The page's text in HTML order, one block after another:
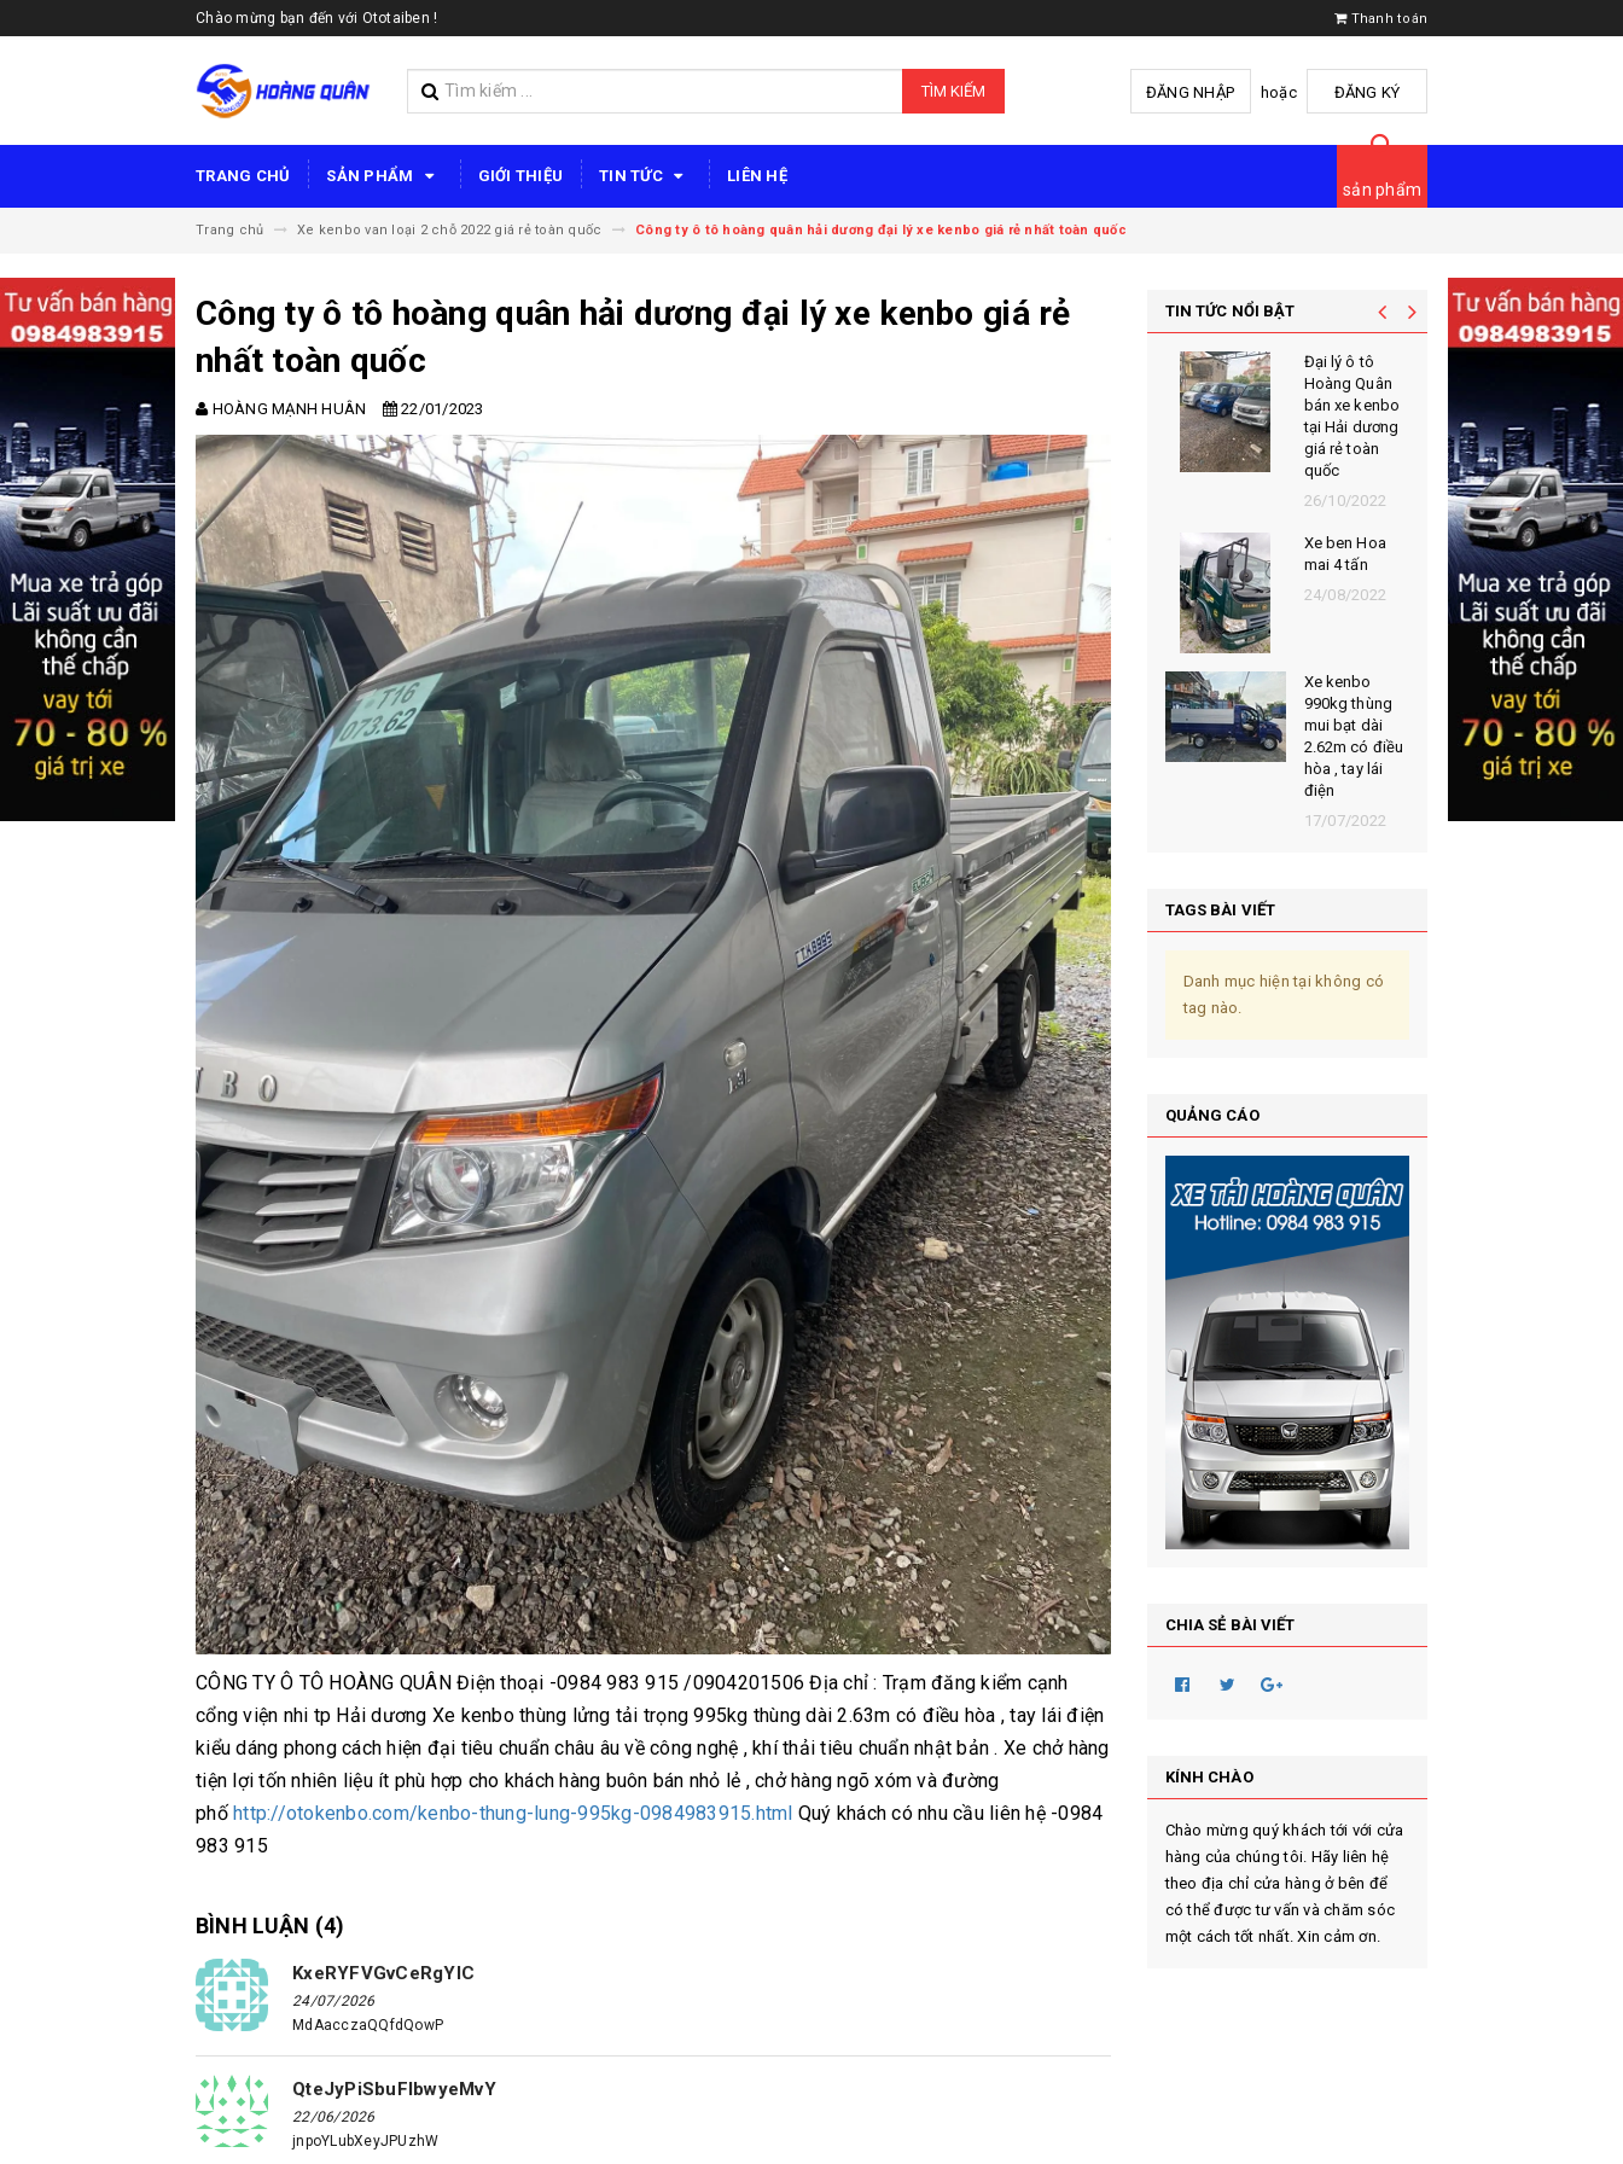
Chào mừng bạn đến với Ototaiben ! Thanh toán
TÌM KIẾM ĐĂNG NHẬP hoặc ĐĂNG KÝ
TRANG CHỦ SẢN PHẨM GIỚI THIỆU TIN TỨC LIÊN HỆ
sản phẩm
Trang chủ Xe kenbo van loại 2 chỗ 2022 giá rẻ toàn quốc Công ty ô tô hoàng quân hải dương đại lý xe kenbo giá rẻ nhất toàn quốc
Công ty ô tô hoàng quân hải dương đại lý xe kenbo giá rẻ
nhất toàn quốc
HOÀNG MẠNH HUÂN 22/01/2023
CÔNG TY Ô TÔ HOÀNG QUÂN Điện thoại -0984 983 915 /0904201506 Địa chỉ : Trạm đăng kiểm cạnh
cổng viện nhi tp Hải dương Xe kenbo thùng lửng tải trọng 995kg thùng dài 2.63m có điều hòa , tay lái điện
kiểu dáng phong cách hiện đại tiêu chuẩn châu âu về công nghệ , khí thải tiêu chuẩn nhật bản . Xe chở hàng
tiện lợi tốn nhiên liệu ít phù hợp cho khách hàng buôn bán nhỏ lẻ , chở hàng ngõ xóm và đường
phố http://otokenbo.com/kenbo-thung-lung-995kg-0984983915.html Quý khách có nhu cầu liên hệ -0984
983 915
BÌNH LUẬN (4)
KxeRYFVGvCeRgYlC
24/07/2026
MdAacczaQQfdQowP
QteJyPiSbuFlbwyeMvY
22/06/2026
jnpoYLubXeyJPUzhW
TIN TỨC NỔI BẬT
Công ty ô tô
hoàng quân
hải dương đại
lý xe kenbo giá
rẻ nhất toàn
quốc
22/01/2023
Đại lý xe tải
hoa mai hải
dương
kenbo tại Hải
dương
28/11/2022
bán xe
tại Hải
giá rẻ
quốc
26/10/
Xe ben
mai 4 tấn
24/08/
Xe kenbo
990kg
mui bạt
2.62m có
hòa , tay
17/07/
TAGS BÀI VIẾT
Danh mục hiện tại không có
tag nào.
QUẢNG CÁO
CHIA SẺ BÀI VIẾT
KÍNH CHÀO
Chào mừng quý khách tới với cửa
hàng của chúng tôi. Hãy liên hệ
theo địa chỉ cửa hàng ở bên để
có thể được tư vấn và chăm sóc
một cách tốt nhất. Xin cảm ơn.